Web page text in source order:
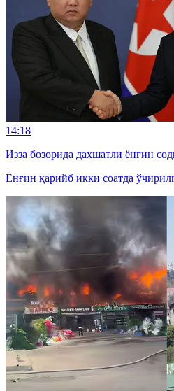
14:18
Изза бозорида дахшатли ёнғин
Ёнғин қарийб икки соатда